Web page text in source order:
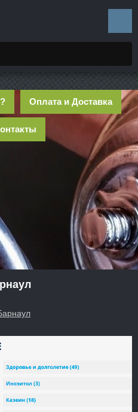
Оплата и Доставка